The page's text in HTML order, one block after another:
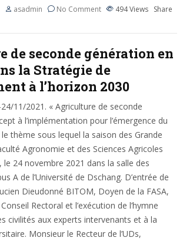
asadmin No Comment 494Views Share
de seconde génération en
la Stratégie de
à l’horizon 2030
11/2021. « Agriculture de seconde
à l’implémentation pour l’émergence du
thème sous lequel la saison des Grande
Agronomie et des Sciences Agricoles
le 24 novembre 2021 dans la salle des
A de l’Université de Dschang. D’entrée de
Dieudonné BITOM, Doyen de la FASA,
Rectoral et l’exécution de l’hymne
civilités aux experts intervenants et à la
Monsieur le Recteur de l’UDs,